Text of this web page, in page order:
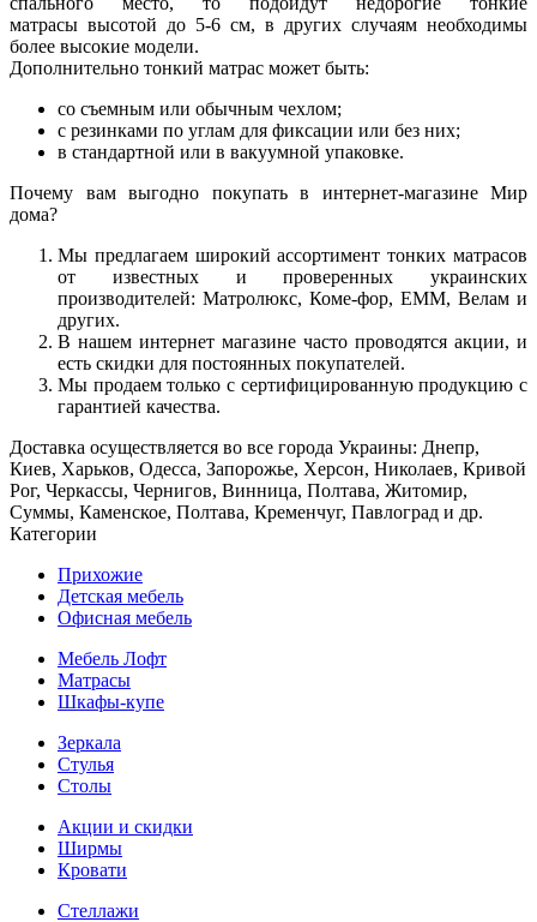
матрасы высотой до 5-6 см, в других случаям необходимы
более высокие модели.
Дополнительно тонкий матрас может быть:
со съемным или обычным чехлом;
с резинками по углам для фиксации или без них;
в стандартной или в вакуумной упаковке.
Почему вам выгодно покупать в интернет-магазине Мир
дома?
Мы предлагаем широкий ассортимент тонких матрасов
от известных и проверенных украинских
производителей: Матролюкс, Коме-фор, ЕММ, Велам и
других.
В нашем интернет магазине часто проводятся акции, и
есть скидки для постоянных покупателей.
Мы продаем только с сертифицированную продукцию с
гарантией качества.
Доставка осуществляется во все города Украины: Днепр,
Киев, Харьков, Одесса, Запорожье, Херсон, Николаев, Кривой
Рог, Черкассы, Чернигов, Винница, Полтава, Житомир,
Суммы, Каменское, Полтава, Кременчуг, Павлоград и др.
Категории
Прихожие
Детская мебель
Офисная мебель
Мебель Лофт
Матрасы
Шкафы-купе
Зеркала
Стулья
Столы
Акции и скидки
Ширмы
Кровати
Стеллажи